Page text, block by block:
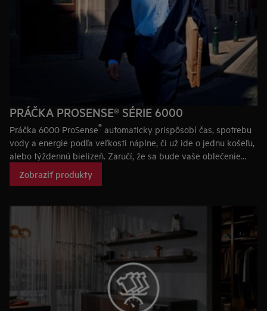
PRÁČKA PROSENSE® SÉRIE 6000
Práčka 6000 ProSense® automaticky prispôsobí čas, spotrebu
vody a energie podľa veľkosti náplne, či už ide o jednu košeľu,
alebo týždennú bielizeň. Zaručí, že sa bude vaše oblečenie
prať iba tak dlho, ako je potrebné, aby si dlhšie zachovalo
farbu a tvar.
Zobraziť produkty